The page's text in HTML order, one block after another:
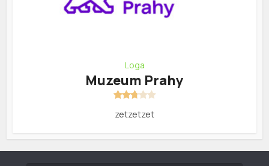
Loga
Muzeum Prahy
zetzetzet